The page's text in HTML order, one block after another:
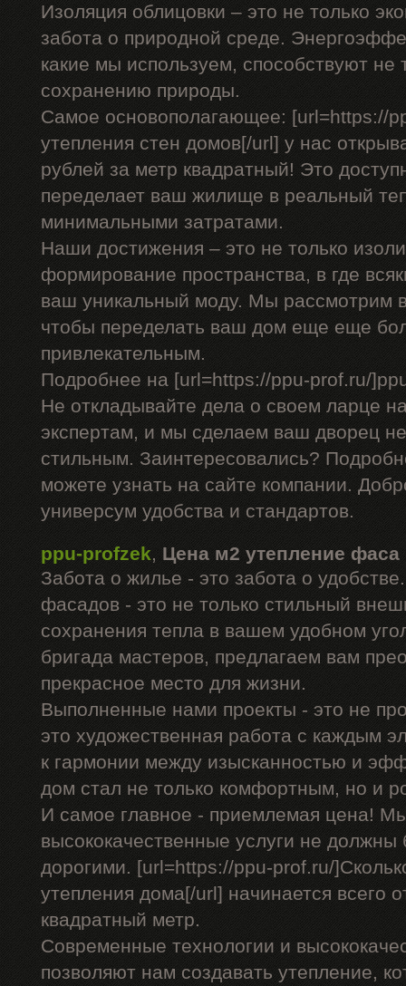
Изоляция облицовки – это не только
забота о природной среде.
какие мы используем, способствуют не
сохранению природы.
Самое основополагающее: [url=https://
утепления стен домов[/url] у нас
рублей за метр квадратный! Это
переделает ваш жилище в реальный
минимальными затратами.
Наши достижения – это не только
формирование пространства, в где
ваш уникальный моду. Мы рассмотрим
чтобы переделать ваш дом еще еще
привлекательным.
Подробнее на [url=https://ppu-prof.ru/
Не откладывайте дела о своем ларце
экспертам, и мы сделаем ваш дворец
стильным. Заинтересовались?
можете узнать на сайте компании.
универсум удобства и стандартов.
ppu-profzek,Цена м2 утепление фаса
Забота о жилье - это забота о
фасадов - это не только стильный
сохранения тепла в вашем удобном
бригада мастеров, предлагаем вам
прекрасное место для жизни.
Выполненные нами проекты - это не
это художественная работа с каждым
к гармонии между изысканностью и
дом стал не только комфортным, но и
И самое главное - приемлемая цена!
высококачественные услуги не
дорогими. [url=https://ppu-prof.ru/
утепления дома[/url] начинается всего
квадратный метр.
Современные технологии и
позволяют нам создавать утепление,